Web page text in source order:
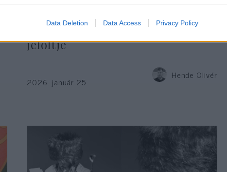
Data Deletion Data Access Privacy Policy
zsidózó posztjait a Mi Hazánk
jelöltje
Hende Olivér
2026. január 25.